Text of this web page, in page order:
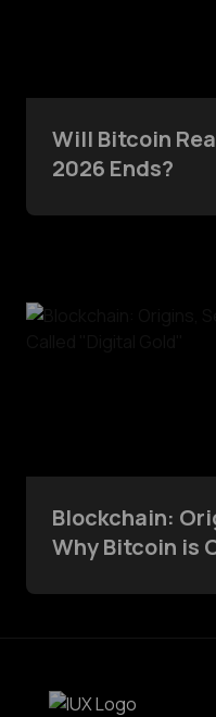
Will Bitcoin
2026 Ends?
Blockchain:
Why Bitcoin is